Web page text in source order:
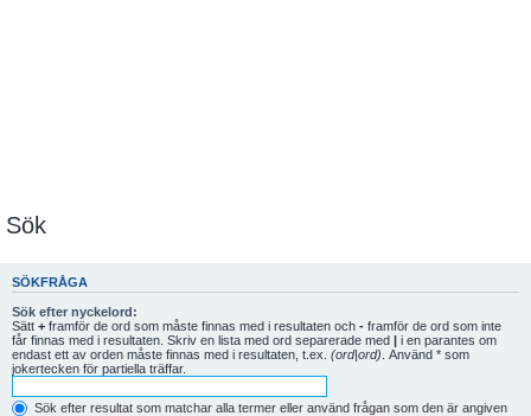
Sök
SÖKFRÅGA
Sök efter nyckelord:
Sätt + framför de ord som måste finnas med i resultaten och - framför de ord som inte
får finnas med i resultaten. Skriv en lista med ord separerade med | i en parantes om
endast ett av orden måste finnas med i resultaten, t.ex. (ord|ord) . Använd * som
jokertecken för partiella träffar.
Sök efter resultat som matchar alla termer eller använd frågan som den är angiven